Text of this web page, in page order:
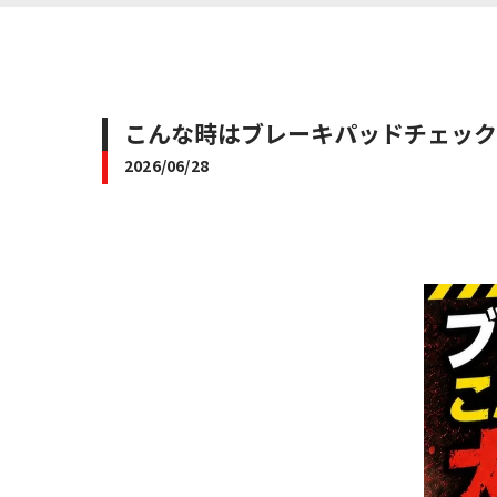
こんな時はブレーキパッドチェッ
2026/06/28